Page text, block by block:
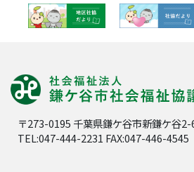
〒273-0195 千葉県鎌ケ谷市新鎌ケ谷
TEL:047-444-2231 FAX:047-446-4545